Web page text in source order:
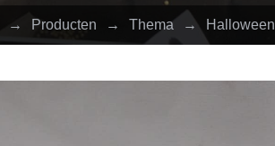
→ Producten → Thema → Halloween